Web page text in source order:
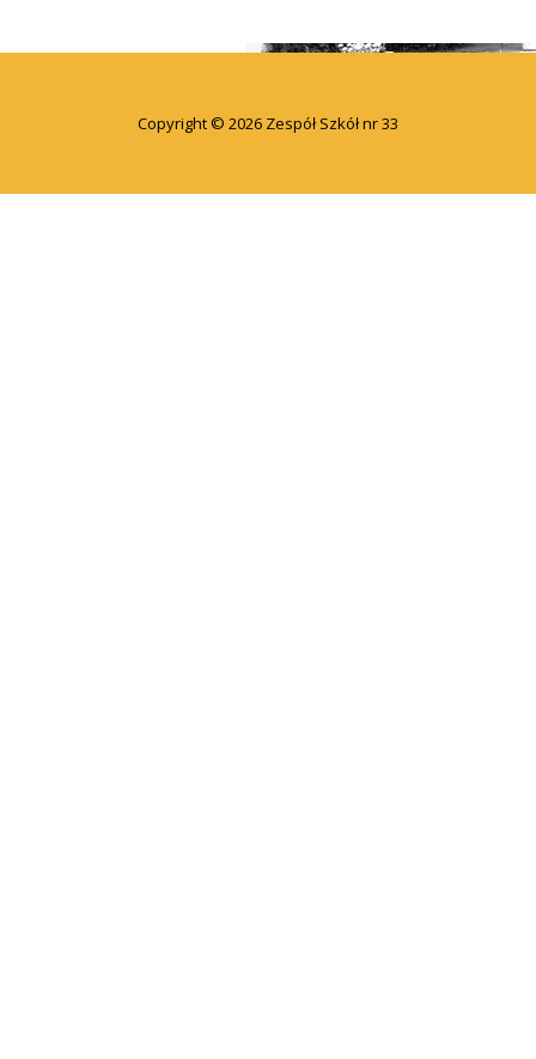
Copyright © 2026 Zespół Szkół nr 33